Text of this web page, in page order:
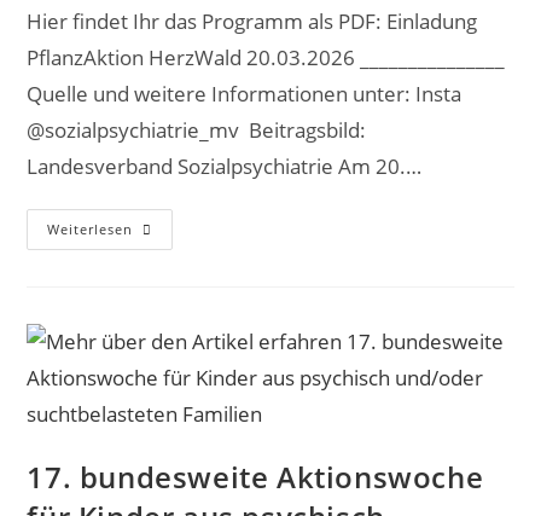
Hier findet Ihr das Programm als PDF: Einladung
PflanzAktion HerzWald 20.03.2026 _______________
Quelle und weitere Informationen unter: Insta
@sozialpsychiatrie_mv Beitragsbild:
Landesverband Sozialpsychiatrie Am 20.…
Weiterlesen Aktionstag
HERZWALD
Vielfalt
Erleben
17. bundesweite Aktionswoche